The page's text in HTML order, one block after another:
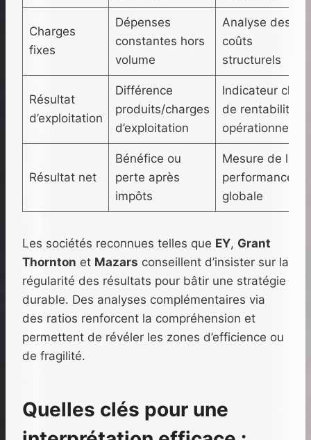
Charges
fixes
Dépenses
constantes hors
volume
Analyse des
coûts
structurels
Résultat
d’exploitation
Différence
produits/charges
d’exploitation
Indicateur clé
de rentabilité
opérationnelle
Résultat net
Bénéfice ou
perte après
impôts
Mesure de la
performance
globale
Les sociétés reconnues telles que EY, Grant
Thornton et Mazars conseillent d’insister sur la
régularité des résultats pour bâtir une stratégie
durable. Des analyses complémentaires via
des ratios renforcent la compréhension et
permettent de révéler les zones d’efficience ou
de fragilité.
Quelles clés pour une